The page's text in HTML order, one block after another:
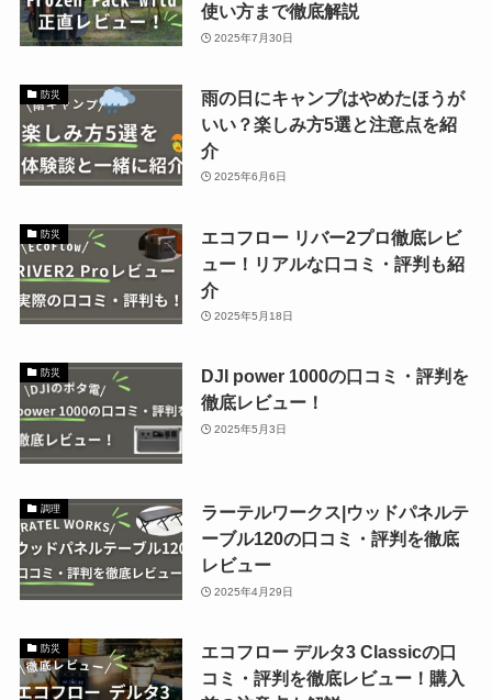
使い方まで徹底解説
2025年7月30日
防災
雨の日にキャンプはやめたほうが
いい？楽しみ方5選と注意点を紹
介
2025年6月6日
防災
エコフロー リバー2プロ徹底レビ
ュー！リアルな口コミ・評判も紹
介
2025年5月18日
防災
DJI power 1000の口コミ・評判を
徹底レビュー！
2025年5月3日
調理
ラーテルワークス|ウッドパネルテ
ーブル120の口コミ・評判を徹底
レビュー
2025年4月29日
防災
エコフロー デルタ3 Classicの口
コミ・評判を徹底レビュー！購入